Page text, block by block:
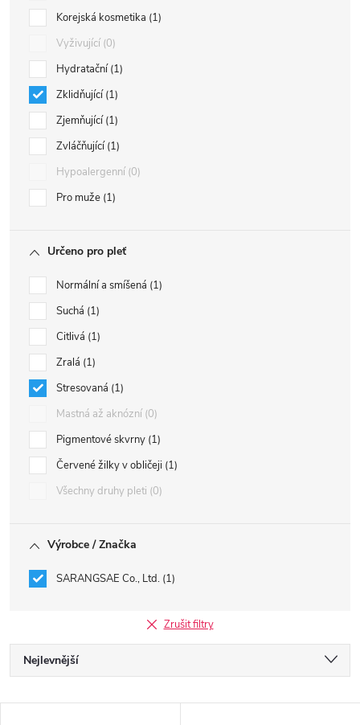
Korejská kosmetika 1
Vyživující 0
Hydratační 1
Zklidňující 1
Zjemňující 1
Zvláčňující 1
Hypoalergenní 0
Pro muže 1
Určeno pro pleť
Normální a smíšená 1
Suchá 1
Citlivá 1
Zralá 1
Stresovaná 1
Mastná až aknózní 0
Pigmentové skvrny 1
Červené žilky v obličeji 1
Všechny druhy pleti 0
Výrobce / Značka
SARANGSAE Co., Ltd. 1
Zrušit filtry
Ř
a
Nejlevnější